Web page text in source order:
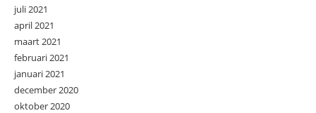
juli 2021
april 2021
maart 2021
februari 2021
januari 2021
december 2020
oktober 2020